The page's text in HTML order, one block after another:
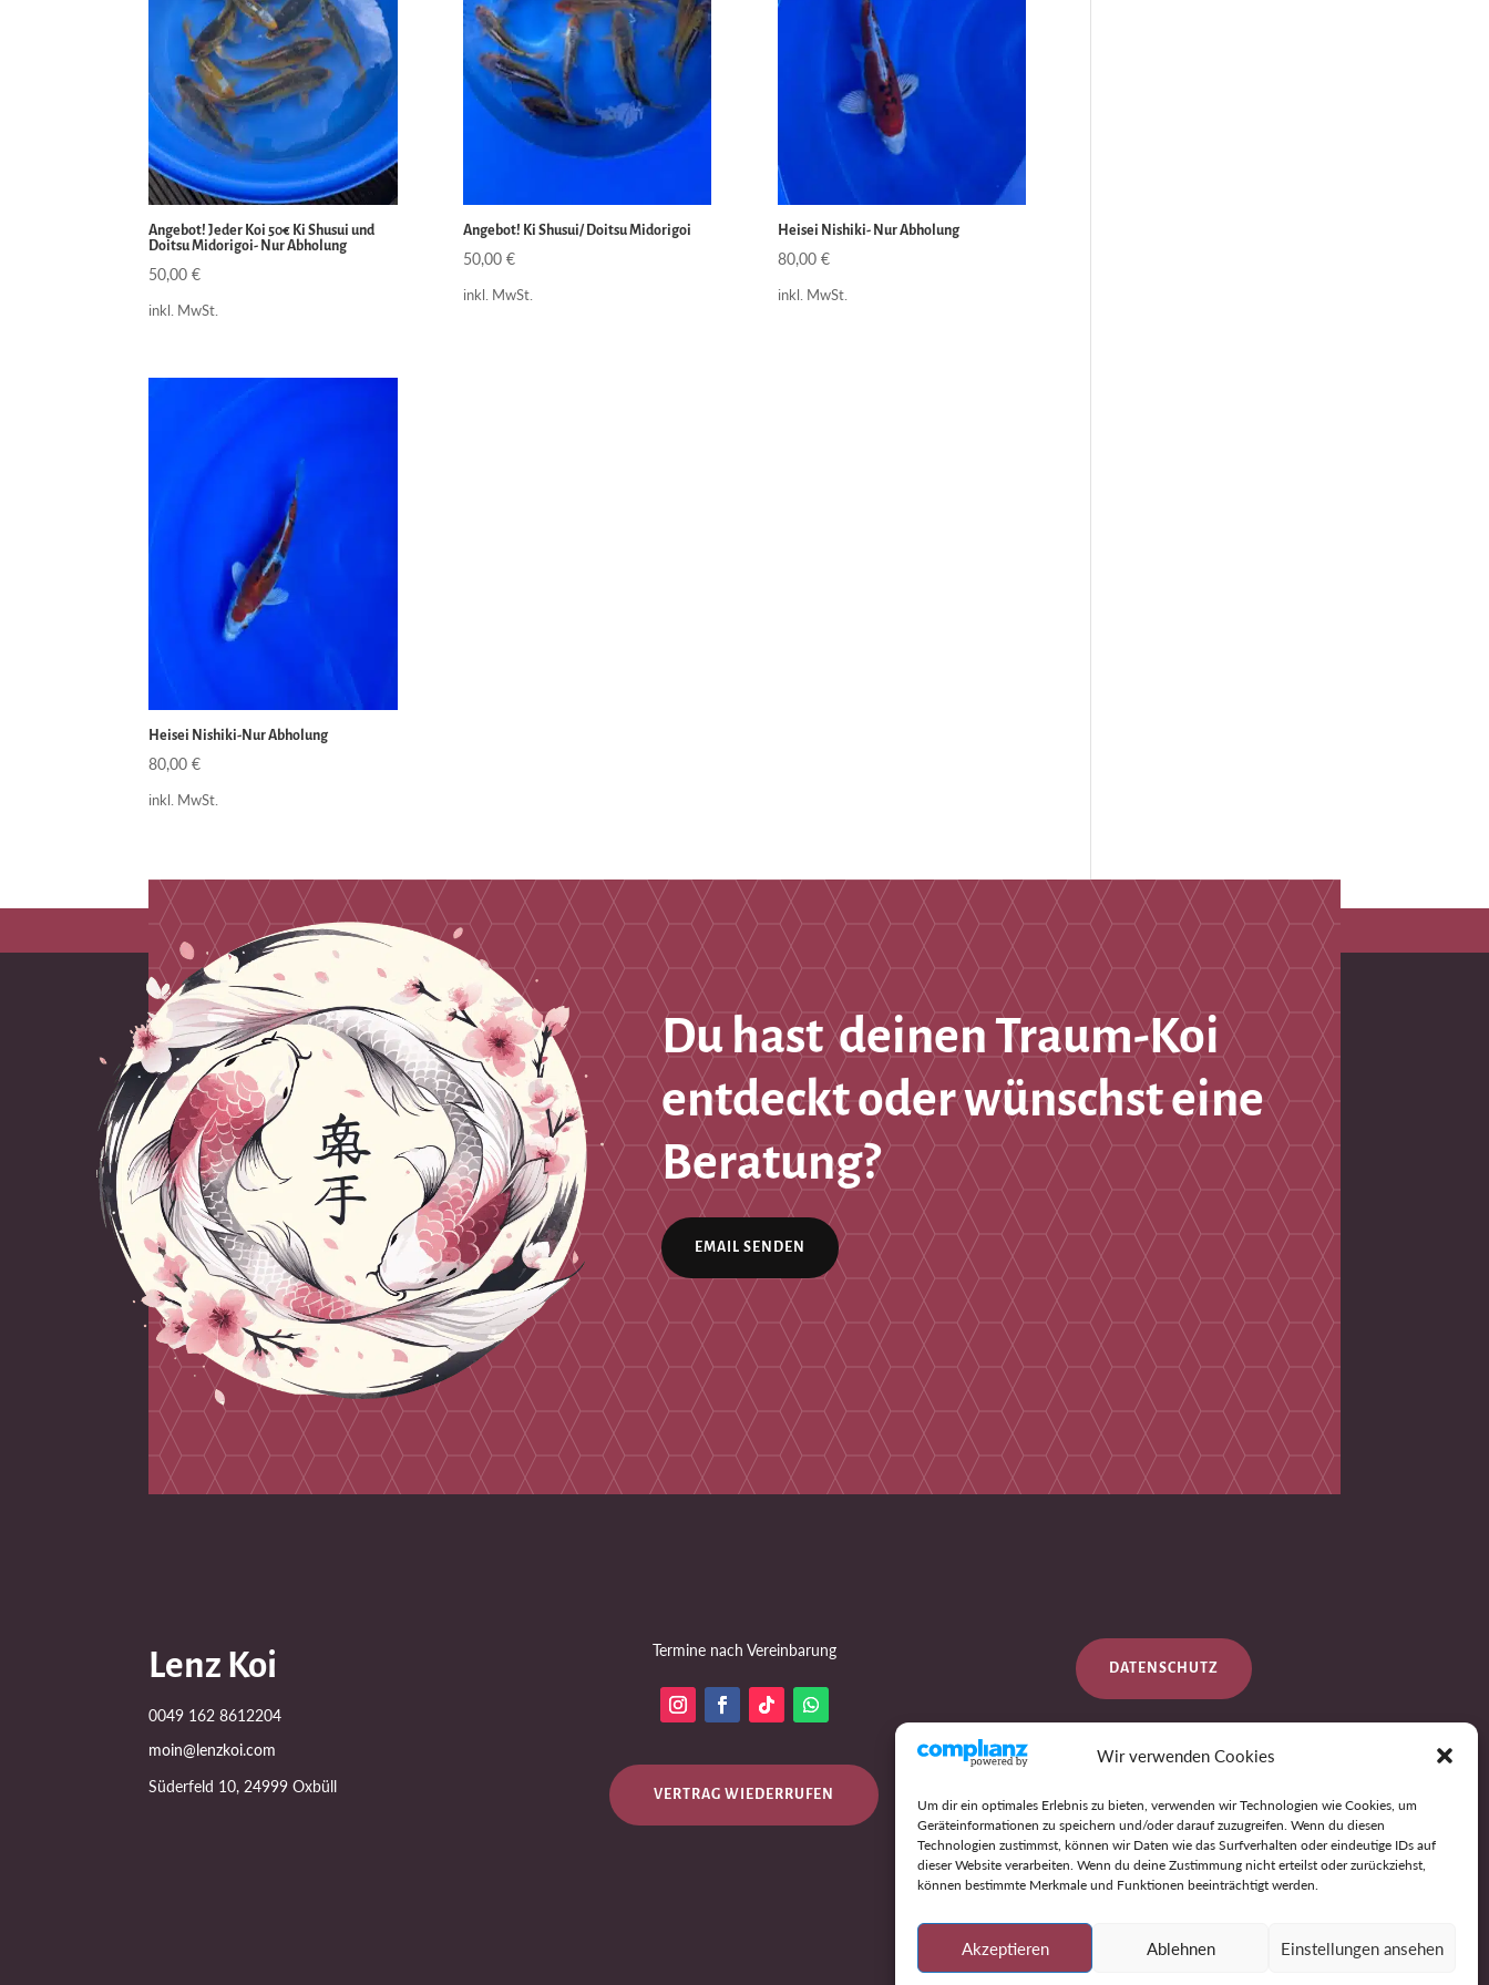
Wir verwenden Cookies
Um dir ein optimales Erlebnis zu bieten, verwenden wir Technologien wie Cookies, um
Geräteinformationen zu speichern und/oder darauf zuzugreifen. Wenn du diesen
Technologien zustimmst, können wir Daten wie das Surfverhalten oder eindeutige IDs auf
dieser Website verarbeiten. Wenn du deine Zustimmung nicht erteilst oder zurückziehst,
können bestimmte Merkmale und Funktionen beeinträchtigt werden.
Akzeptieren Ablehnen Einstellungen ansehen
Angebot! Jeder Koi 50€ Ki Shusui und
Doitsu Midorigoi- Nur Abholung
50,00€
inkl. MwSt.
Angebot! Ki Shusui/ Doitsu Midorigoi
50,00 €
inkl. MwSt.
Heisei Nishiki- Nur Abholung
80,00 €
inkl. MwSt.
Heisei Nishiki-Nur Abholung
80,00€
inkl. MwSt.
Du hast deinen Traum-Koi
entdeckt oder wünschst eine
Beratung?
EMAIL SENDEN
Lenz Koi
0049 162 8612204
moin@lenzkoi.com
Süderfeld 10, 24999 Oxbüll
Termine nach Vereinbarung
VERTRAG WIEDERRUFEN
DATENSCHUTZ
IMPRESSUM
AGB